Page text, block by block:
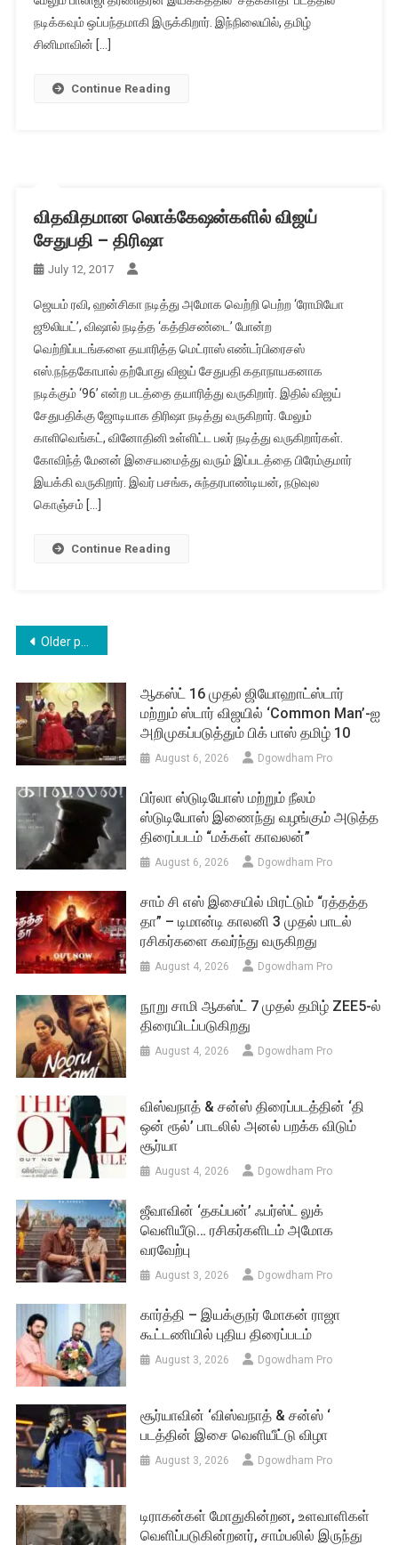
நடிக்கவும் ஒப்பந்தமாகி இருக்கிறார். இந்நிலையில், தமிழ்
சினிமாவின் […]
Continue Reading
விதவிதமான லொக்கேஷன்களில் விஜய்
சேதுபதி – திரிஷா
July 12, 2017
ஜெயம் ரவி, ஹன்சிகா நடித்து அமோக வெற்றி பெற்ற ‘ரோமியோ
ஜூலியட்’, விஷால் நடித்த ‘கத்திசண்டை’ போன்ற
வெற்றிப்படங்களை தயாரித்த மெட்ராஸ் எண்டர்பிரைசஸ்
எஸ்.நந்தகோபால் தற்போது விஜய் சேதுபதி கதாநாயகனாக
நடிக்கும் ‘96’ என்ற படத்தை தயாரித்து வருகிறார். இதில் விஜய்
சேதுபதிக்கு ஜோடியாக திரிஷா நடித்து வருகிறார். மேலும்
காளிவெங்கட், வினோதினி உள்ளிட்ட பலர் நடித்து வருகிறார்கள்.
கோவிந்த் மேனன் இசையமைத்து வரும் இப்படத்தை பிரேம்குமார்
இயக்கி வருகிறார். இவர் பசங்க, சுந்தரபாண்டியன், நடுவுல
கொஞ்சம் […]
Continue Reading
Posts
navigation
Older posts
ஆகஸ்ட் 16 முதல் ஜியோஹாட்ஸ்டார்
மற்றும் ஸ்டார் விஜயில் ‘Common Man’-ஐ
அறிமுகப்படுத்தும் பிக் பாஸ் தமிழ் 10
August 6, 2026 Dgowdham Pro
பிர்லா ஸ்டுடியோஸ் மற்றும் நீலம்
ஸ்டுடியோஸ் இணைந்து வழங்கும் அடுத்த
திரைப்படம் “மக்கள் காவலன்”
August 6, 2026 Dgowdham Pro
சாம் சி எஸ் இசையில் மிரட்டும் “ரத்தத்த
தா” – டிமான்டி காலனி 3 முதல் பாடல்
ரசிகர்களை கவர்ந்து வருகிறது
August 4, 2026 Dgowdham Pro
நூறு சாமி ஆகஸ்ட் 7 முதல் தமிழ் ZEE5-ல்
திரையிடப்படுகிறது
August 4, 2026 Dgowdham Pro
விஸ்வநாத் & சன்ஸ் திரைப்படத்தின் ‘தி
ஒன் ரூல்’ பாடலில் அனல் பறக்க விடும்
சூர்யா
August 4, 2026 Dgowdham Pro
ஜீவாவின் ‘தகப்பன்’ ஃபர்ஸ்ட் லுக்
வெளியீடு… ரசிகர்களிடம் அமோக
வரவேற்பு
August 3, 2026 Dgowdham Pro
கார்த்தி – இயக்குநர் மோகன் ராஜா
கூட்டணியில் புதிய திரைப்படம்
August 3, 2026 Dgowdham Pro
சூர்யாவின் ‘விஸ்வநாத் & சன்ஸ் ‘
படத்தின் இசை வெளியீட்டு விழா
August 3, 2026 Dgowdham Pro
டிராகன்கள் மோதுகின்றன, உளவாளிகள்
வெளிப்படுகின்றனர், சாம்பலில் இருந்து